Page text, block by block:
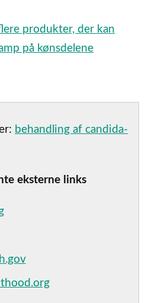
produkter, der kan
på kønsdelene
behandling af candida-
eksterne links